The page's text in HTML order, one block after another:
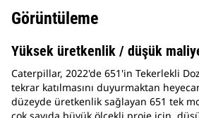
Görüntüleme
Yüksek üretkenlik / düşük
Caterpillar, 2022'de 651'in Tekerlekli
tekrar katılmasını duyurmaktan
düzeyde üretkenlik sağlayan 651 tek